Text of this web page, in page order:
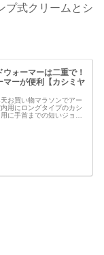
プ式クリームとシ
ウォーマーは二重で！
マーが便利【カシミヤ
お買い物マラソンでアー
用にロングタイプのカシ
に手首までの短いジョン